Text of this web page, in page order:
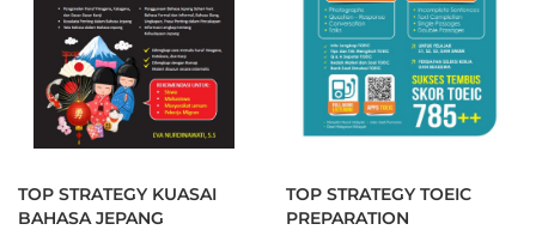
TOP STRATEGY KUASAI
BAHASA JEPANG
TOP STRATEGY TOEIC
PREPARATION